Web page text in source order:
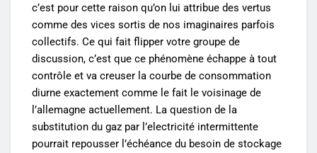
c’est pour cette raison qu’on lui attribue des vertus
comme des vices sortis de nos imaginaires parfois
collectifs. Ce qui fait flipper votre groupe de
discussion, c’est que ce phénomène échappe à tout
contrôle et va creuser la courbe de consommation
diurne exactement comme le fait le voisinage de
l’allemagne actuellement. La question de la
substitution du gaz par l’electricité intermittente
pourrait repousser l’échéance du besoin de stockage